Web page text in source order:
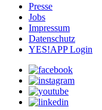
Presse
Jobs
Impressum
Datenschutz
YES!APP Login